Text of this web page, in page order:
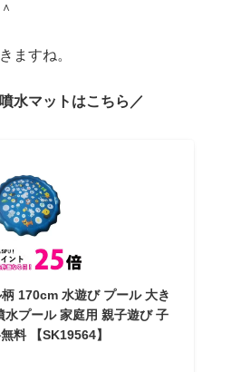
ますね。
水マットはこちら／
170cm 水遊び プール 大き
水プール 家庭用 親子遊び 子
料 【SK19564】